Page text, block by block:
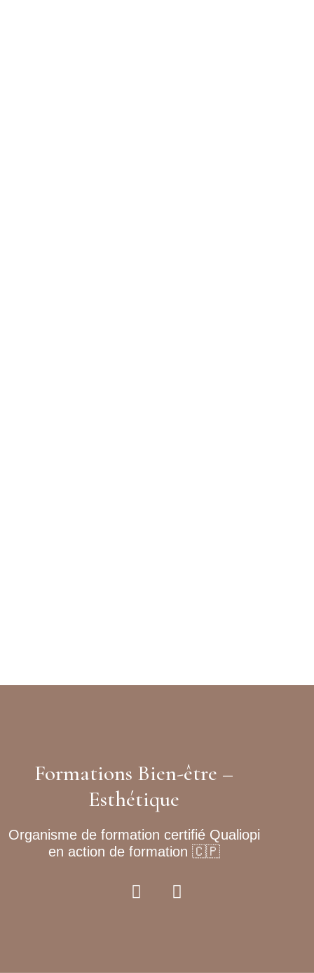
Formations Bien-être –
Esthétique
Organisme de formation certifié Qualiopi
en action de formation 🇨🇵